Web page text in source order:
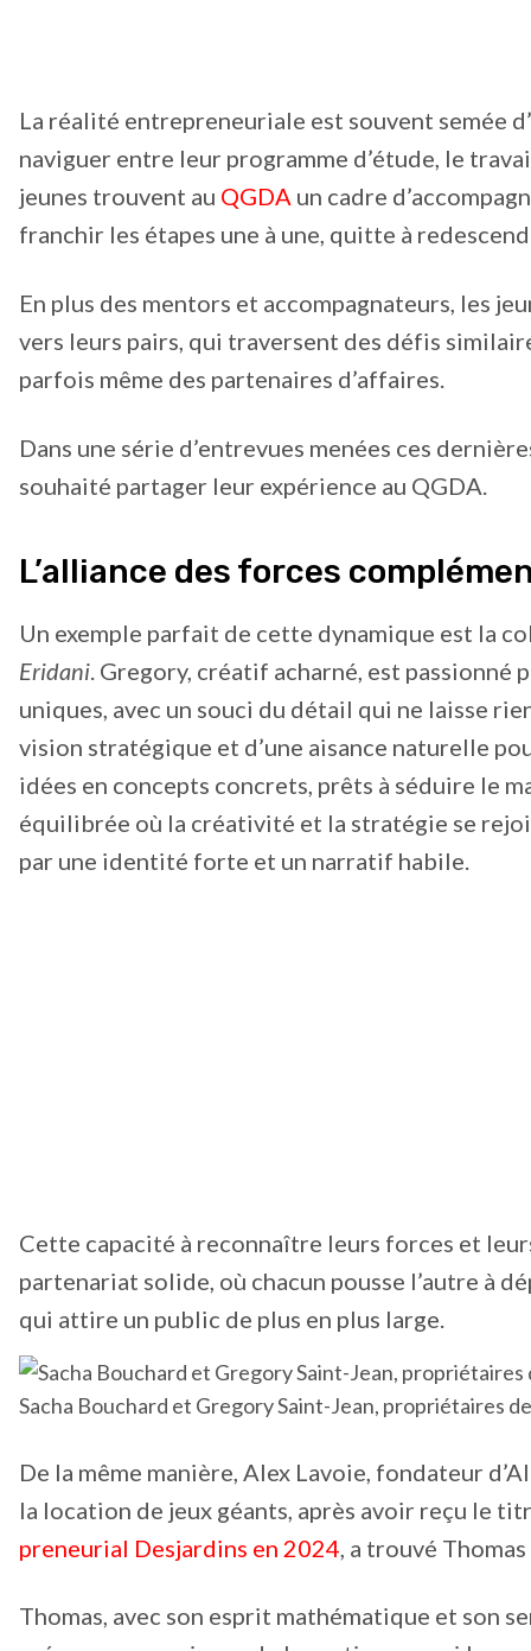
La réalité entrepreneuriale est souvent semée
naviguer entre leur programme d’étude, le
jeunes trouvent au QGDA un cadre
franchir les étapes une à une, quitte à
En plus des mentors et accompagnateurs, les
vers leurs pairs, qui traversent des défis
parfois même des partenaires d’affaires.
Dans une série d’entrevues menées ces
souhaité partager leur expérience au QGDA.
L’alliance des forces
Un exemple parfait de cette dynamique est la
Eridani . Gregory, créatif acharné, est
uniques, avec un souci du détail qui ne laisse
vision stratégique et d’une aisance naturelle
idées en concepts concrets, prêts à séduire le
équilibrée où la créativité et la stratégie se
par une identité forte et un narratif habile.
Cette capacité à reconnaître leurs forces et
partenariat solide, où chacun pousse l’autre à
qui attire un public de plus en plus large.
Sacha Bouchard et Gregory Saint-Jean, propriétaires
De la même manière, Alex Lavoie, fondateur
la location de jeux géants, après avoir reçu le
preneurial Desjardins en 2024, a trouvé
Thomas, avec son esprit mathématique et son